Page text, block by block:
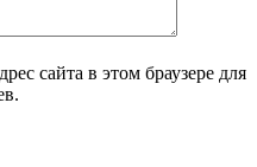
сайта в этом браузере для